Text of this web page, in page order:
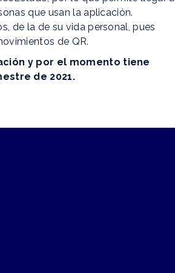
que usan la aplicación.
de la de su vida personal, pues
de QR.
y por el momento tiene
de 2021.